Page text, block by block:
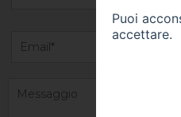
Puoi
accettare.